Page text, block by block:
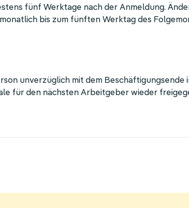
fünf Werktage nach der Anmeldung.
bis zum fünften Werktag des
unverzüglich mit dem Beschäftigungsende
für den nächsten Arbeitgeber wieder